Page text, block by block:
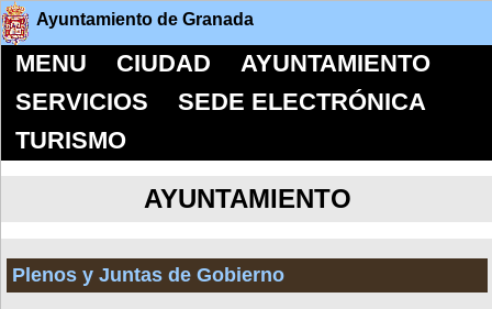
Ayuntamiento de Granada
MENU CIUDAD
AYUNTAMIENTO
SERVICIOS
SEDE ELECTRÓNICA
TURISMO
AYUNTAMIENTO
Plenos y Juntas de Gobierno